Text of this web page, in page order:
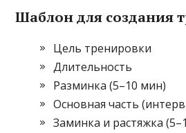
Шаблон для создания
Цель тренировки
Длительность
Разминка (5–10 мин)
Основная часть
Заминка и растяжка